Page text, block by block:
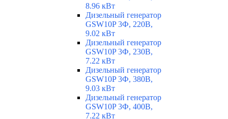
8.96 кВт
Дизельный генератор
GSW10P 3Ф, 220В,
9.02 кВт
Дизельный генератор
GSW10P 3Ф, 230В,
7.22 кВт
Дизельный генератор
GSW10P 3Ф, 380В,
9.03 кВт
Дизельный генератор
GSW10P 3Ф, 400В,
7.22 кВт